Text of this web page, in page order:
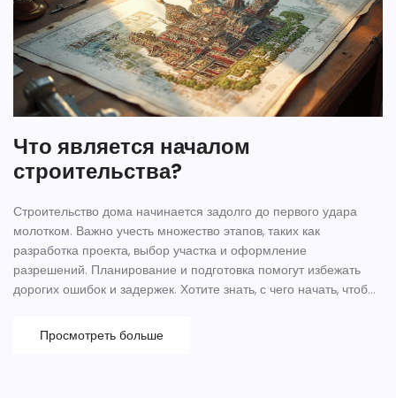
Что является началом
строительства?
Строительство дома начинается задолго до первого удара
молотком. Важно учесть множество этапов, таких как
разработка проекта, выбор участка и оформление
разрешений. Планирование и подготовка помогут избежать
дорогих ошибок и задержек. Хотите знать, с чего начать, чтобы
гайд по начальному этапу строительства.
Просмотреть больше